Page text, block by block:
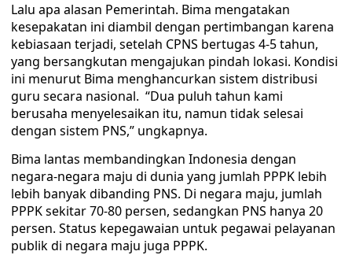
Lalu apa alasan Pemerintah. Bima mengatakan
kesepakatan ini diambil dengan pertimbangan karena
kebiasaan terjadi, setelah CPNS bertugas 4-5 tahun,
yang bersangkutan mengajukan pindah lokasi. Kondisi
ini menurut Bima menghancurkan sistem distribusi
guru secara nasional. “Dua puluh tahun kami
berusaha menyelesaikan itu, namun tidak selesai
dengan sistem PNS,” ungkapnya.
Bima lantas membandingkan Indonesia dengan
negara-negara maju di dunia yang jumlah PPPK lebih
lebih banyak dibanding PNS. Di negara maju, jumlah
PPPK sekitar 70-80 persen, sedangkan PNS hanya 20
persen. Status kepegawaian untuk pegawai pelayanan
publik di negara maju juga PPPK.